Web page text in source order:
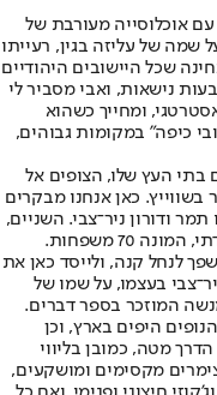
עם אוכלוסייה מעורבת של
שמה של עליזה בגין, רעייתו
שכל היישובים היהודיים
נישאות, ואבי מסביר לי
ומחייך כשהוא
כיפה" במקומות גבוהים,
בתי העץ שלו, הצופים אל
כאן אנחנו מבקרים
ודורון ניר־צבי. השניים,
70 משפחות.
לנחל קנה, ולייסד כאן את
בעצמו, על שמו של
המוזכר בספר דברים.
היפים בארץ, וכן
מטה, כמובן בליווי
מקסימים ומושקעים,